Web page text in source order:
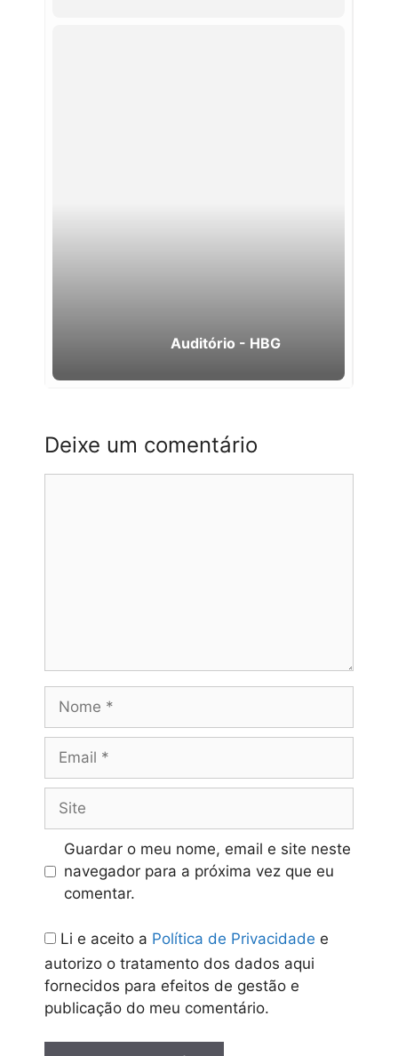
Auditório - HBG
Deixe um comentário
Nome
Email
Site
Guardar o meu nome, email e site neste
navegador para a próxima vez que eu
comentar.
Li e aceito a Política de Privacidade e
autorizo o tratamento dos dados aqui
fornecidos para efeitos de gestão e
publicação do meu comentário.